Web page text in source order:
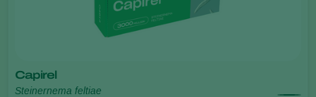
Capirel
Steinernema feltiae